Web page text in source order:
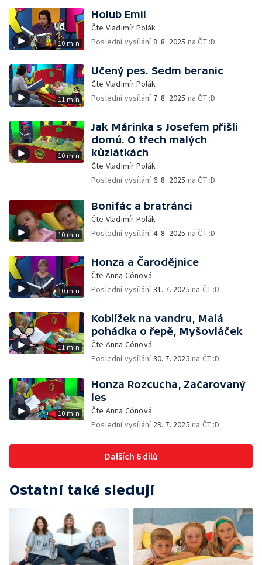
10 min
Holub Emil
Čte Vladimír Polák
Poslední vysílání8. 8. 2025 na ČT :D
11 min
Učený pes. Sedm beranic
Čte Vladimír Polák
Poslední vysílání 7. 8. 2025 na ČT :D
10 min
Jak Márinka s Josefem přišli
domů. O třech malých
kůzlátkách
Čte Vladimír Polák
Poslední vysílání6. 8. 2025 na ČT :D
10 min
Bonifác a bratránci
Čte Vladimír Polák
Poslední vysílání4. 8. 2025 na ČT :D
10 min
Honza a Čarodějnice
Čte Anna Cónová
Poslední vysílání31. 7. 2025 na ČT :D
11 min
Koblížek na vandru, Malá
pohádka o řepě, Myšovláček
Čte Anna Cónová
Poslední vysílání30. 7. 2025 na ČT :D
10 min
Honza Rozcucha, Začarovaný
les
Čte Anna Cónová
Poslední vysílání 29. 7. 2025 na ČT :D
Dalších 6 dílů
Ostatní také sledují